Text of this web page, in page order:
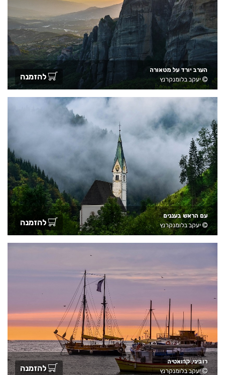
הערב יורד על מטאורה
יעקב בלומנקרנץ
להזמנה
עם הראש בעננים
יעקב בלומנקרנץ
להזמנה
רוביני, קרואטיה
יעקב בלומנקרנץ
להזמנה